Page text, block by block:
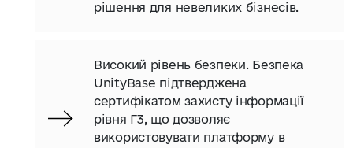
рішення для невеликих бізнесів.
Високий рівень безпеки. Безпека
UnityBase підтверджена
сертифікатом захисту інформації
рівня Г3, що дозволяє
використовувати платформу в